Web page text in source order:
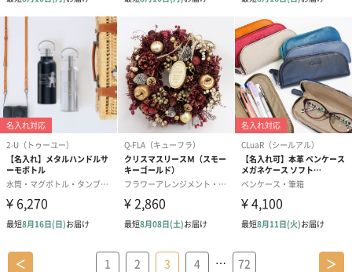
＜ 1 2 3 4 … 72 ＞